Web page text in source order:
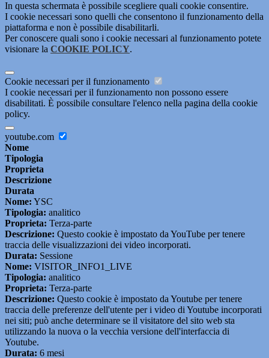
In questa schermata è possibile scegliere quali cookie consentire.
I cookie necessari sono quelli che consentono il funzionamento della
piattaforma e non è possibile disabilitarli.
Per conoscere quali sono i cookie necessari al funzionamento potete
visionare la COOKIE POLICY.
Cookie necessari per il funzionamento
I cookie necessari per il funzionamento non possono essere
disabilitati. È possibile consultare l'elenco nella pagina della cookie
policy.
youtube.com
Nome
Tipologia
Proprieta
Descrizione
Durata
Nome: YSC
Tipologia: analitico
Proprieta: Terza-parte
Descrizione: Questo cookie è impostato da YouTube per tenere
traccia delle visualizzazioni dei video incorporati.
Durata: Sessione
Nome: VISITOR_INFO1_LIVE
Tipologia: analitico
Proprieta: Terza-parte
Descrizione: Questo cookie è impostato da Youtube per tenere
traccia delle preferenze dell'utente per i video di Youtube incorporati
nei siti; può anche determinare se il visitatore del sito web sta
utilizzando la nuova o la vecchia versione dell'interfaccia di
Youtube.
Durata: 6 mesi